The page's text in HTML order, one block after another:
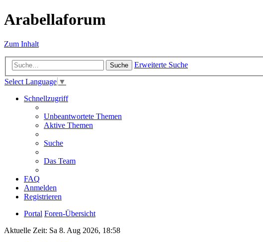
Arabellaforum
Zum Inhalt
Suche
Erweiterte Suche
Select Language ▼
Schnellzugriff
Unbeantwortete Themen
Aktive Themen
Suche
Das Team
FAQ
Anmelden
Registrieren
Portal Foren-Übersicht
Aktuelle Zeit: Sa 8. Aug 2026, 18:58